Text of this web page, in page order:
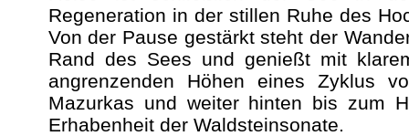
Regeneration in der stillen Ruhe des
Von der Pause gestärkt steht der
Rand des Sees und genießt mit
angrenzenden Höhen eines Zyklus
Mazurkas und weiter hinten bis zum
Erhabenheit der Waldsteinsonate.